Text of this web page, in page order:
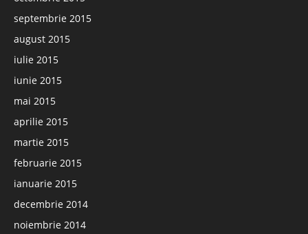
septembrie 2015
august 2015
iulie 2015
iunie 2015
mai 2015
aprilie 2015
martie 2015
februarie 2015
ianuarie 2015
decembrie 2014
noiembrie 2014